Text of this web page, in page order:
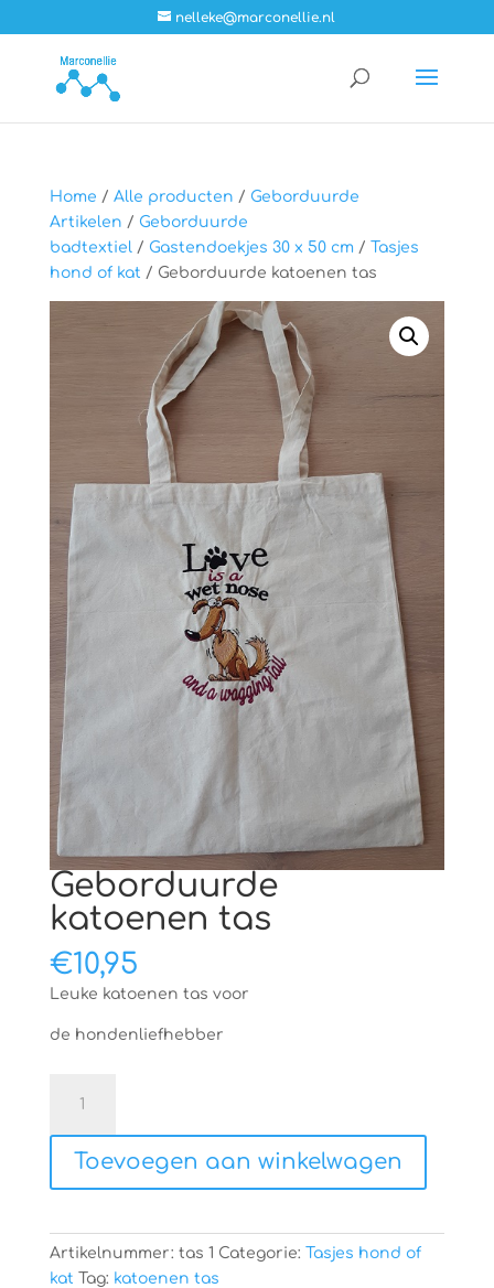
nelleke@marconellie.nl
Home / Alle producten / Geborduurde
Artikelen / Geborduurde
badtextiel/ Gastendoekjes 30 x 50 cm / Tasjes
hond of kat / Geborduurde katoenen tas
Geborduurde
katoenen tas
€10,95
Leuke katoenen tas voor
de hondenliefhebber
katoenen
tas
aantal
Toevoegen aan winkelwagen
Artikelnummer: tas 1 Categorie: Tasjes hond of
kat Tag: katoenen tas